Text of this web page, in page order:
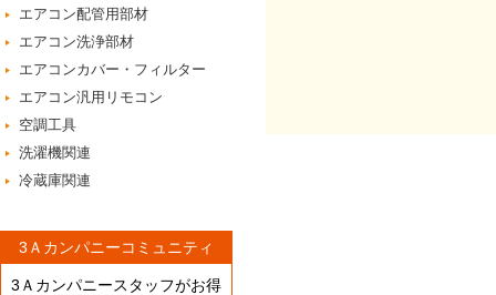
エアコン配管用部材
エアコン洗浄部材
エアコンカバー・フィルター
エアコン汎用リモコン
空調工具
洗濯機関連
冷蔵庫関連
3Ａカンパニーコミュニティ
3Ａカンパニースタッフがお得